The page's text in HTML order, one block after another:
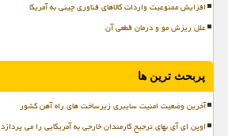
افزایش ممنوعیت واردات کالاهای فناوری چینی به آمریکا
علل ریزش مو و درمان قطعی آن
پربحث ترین ها
آخرین وضعیت امنیت سایبری زیرساخت های راه آهن کشور
اوپن ای آی بهای ترجیح کارمندان خارجی به آمریکایی را می پردازد